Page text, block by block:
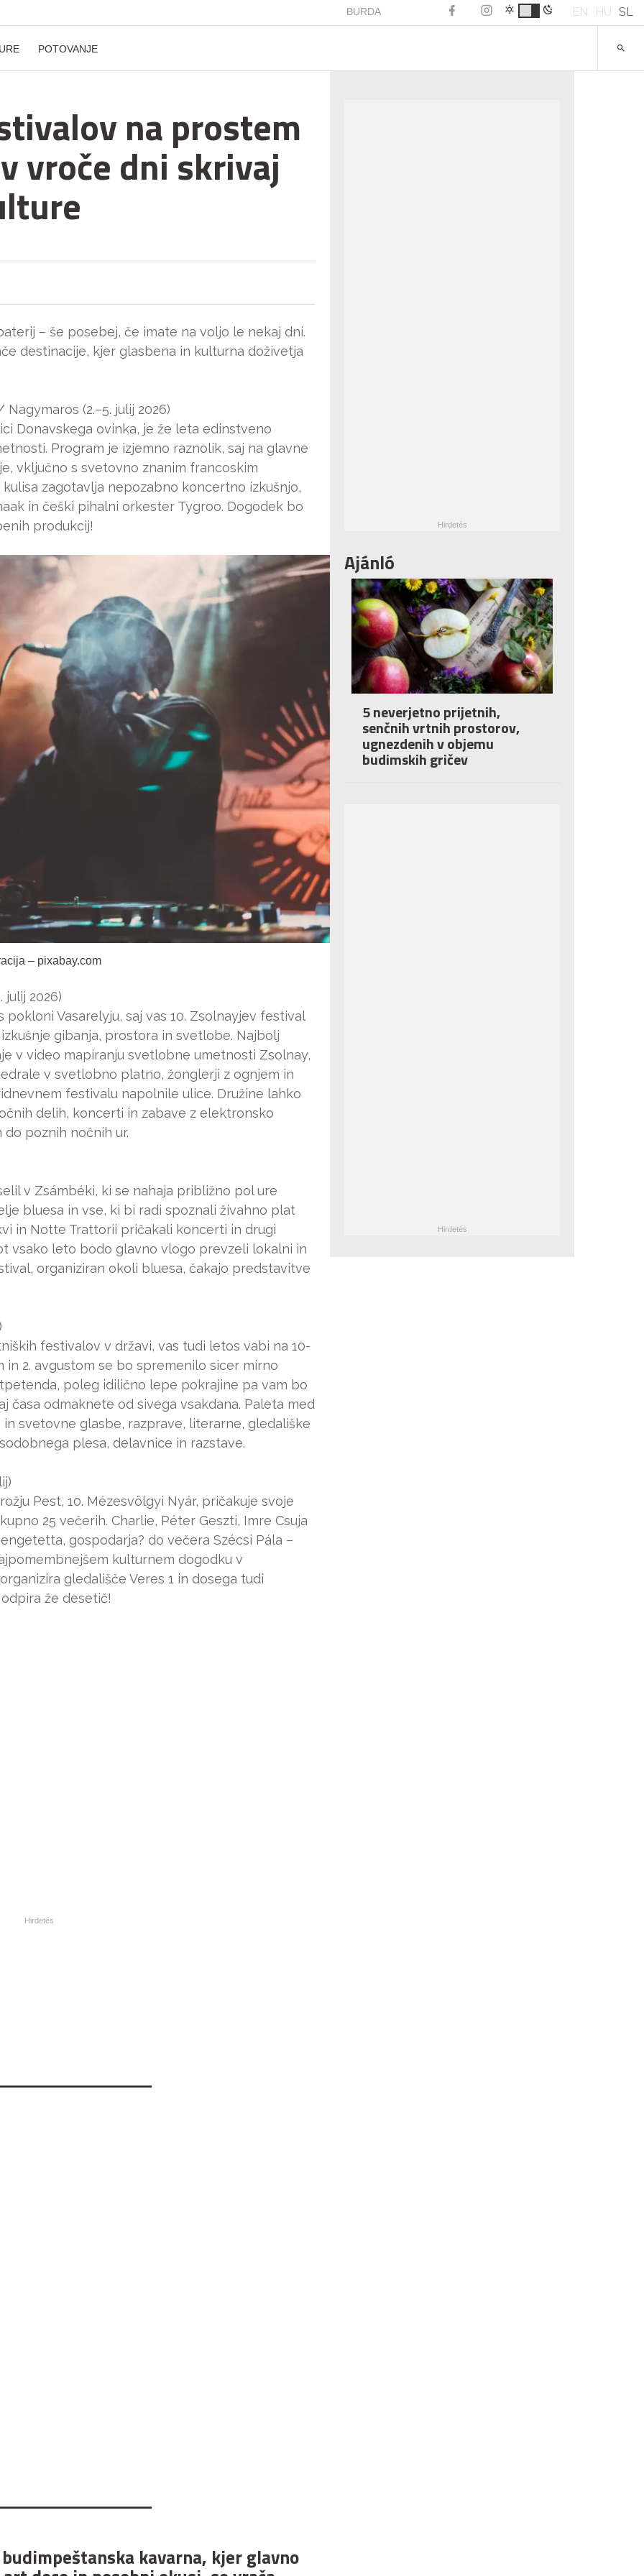
BURDA EN HU SL
POTOVANJE
na prostem
vroče dni skrivaj
– še posebej, če imate na voljo le nekaj dni.
destinacije, kjer glasbena in kulturna doživetja
(2.–5. julij 2026)
Donavskega ovinka, je že leta edinstveno
Program je izjemno raznolik, saj na glavne
vključno s svetovno znanim francoskim
zagotavlja nepozabno koncertno izkušnjo,
in češki pihalni orkester Tygroo. Dogodek bo
produkcij!
– pixabay.com
2026)
Vasarelyju, saj vas 10. Zsolnayjev festival
gibanja, prostora in svetlobe. Najbolj
v video mapiranju svetlobne umetnosti Zsolnay,
v svetlobno platno, žonglerji z ognjem in
festivalu napolnile ulice. Družine lahko
delih, koncerti in zabave z elektronsko
poznih nočnih ur.
v Zsámbéki, ki se nahaja približno pol ure
bluesa in vse, ki bi radi spoznali živahno plat
in Notte Trattorii pričakali koncerti in drugi
vsako leto bodo glavno vlogo prevzeli lokalni in
organiziran okoli bluesa, čakajo predstavitve
festivalov v državi, vas tudi letos vabi na 10-
2. avgustom se bo spremenilo sicer mirno
poleg idilično lepe pokrajine pa vam bo
časa odmaknete od sivega vsakdana. Paleta med
svetovne glasbe, razprave, literarne, gledališke
plesa, delavnice in razstave.
Pest, 10. Mézesvölgyi Nyár, pričakuje svoje
25 večerih. Charlie, Péter Geszti, Imre Csuja
gospodarja? do večera Szécsi Pála –
kulturnem dogodku v
gledališče Veres 1 in dosega tudi
že desetič!
kavarna, kjer glavno
Ajánló
5 neverjetno prijetnih,
senčnih vrtnih prostorov,
ugnezdenih v objemu
budimskih gričev